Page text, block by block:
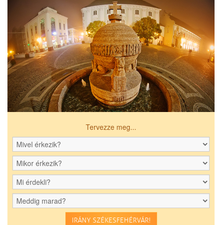
Tervezze meg...
IRÁNY SZÉKESFEHÉRVÁR!